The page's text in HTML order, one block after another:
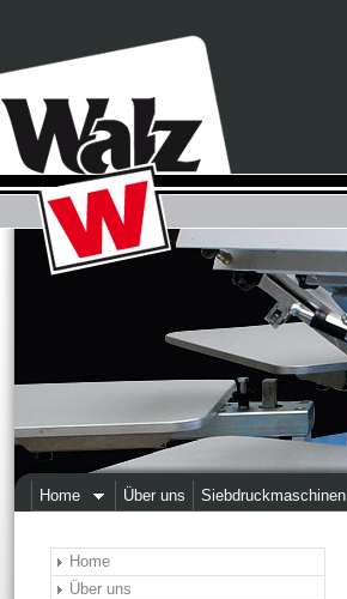
Home Über uns Siebdruckmaschinen
Home
Über uns